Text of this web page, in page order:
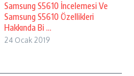
Samsung S5610 İncelemesi Ve
Samsung S5610 Özellikleri
Hakkında Bi ...
24 Ocak 2019